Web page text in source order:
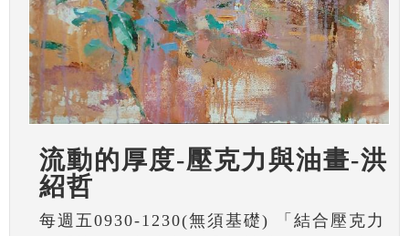
流動的厚度-壓克力與油畫-洪
紹哲
每週五0930-1230(無須基礎) 「結合壓克力